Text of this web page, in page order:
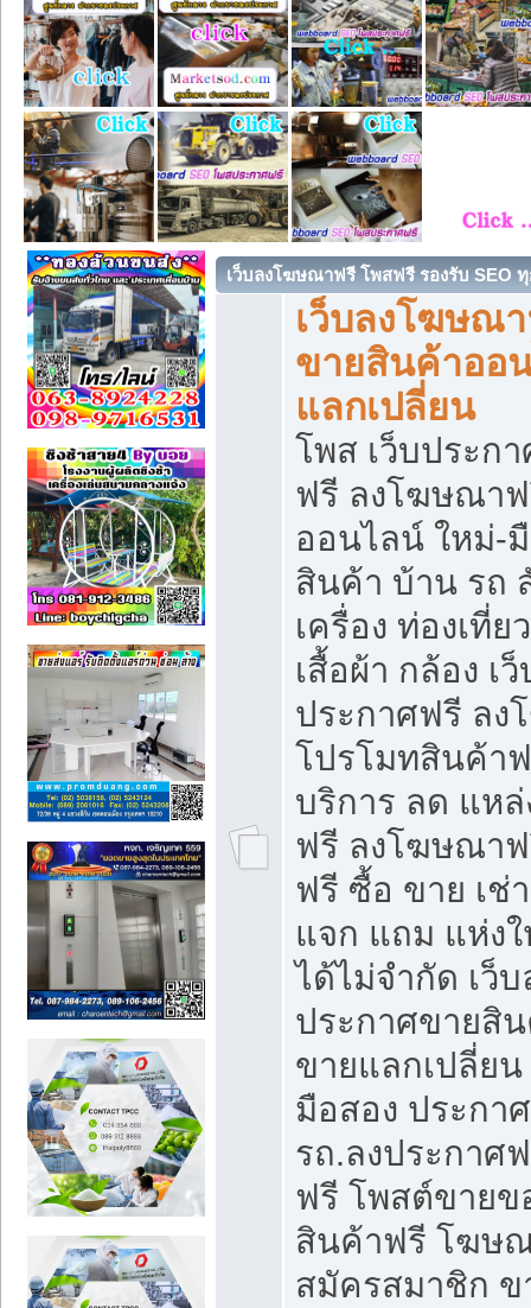
เว็บลงโฆษณาฟรี โพสฟรี รองรับ SEO
เว็บลงโฆษณ
ขายสินค้าออ
แลกเปลี่ยน
โพส เว็บประก
ฟรี ลงโฆษณา
ออนไลน์ ใหม่-
สินค้า บ้าน รถ
เครื่อง ท่องเที่ย
เสื้อผ้า กล้อง เ
ประกาศฟรี ล
โปรโมทสินค้า
บริการ ลด แห
ฟรี ลงโฆษณา
ฟรี ซื้อ ขาย เช่
แจก แถม แห่ง
ได้ไม่จำกัด เว็
ประกาศขายสิ
ขายแลกเปลี่ย
มือสอง ประกา
รถ.ลงประกาศ
ฟรี โพสต์ขาย
สินค้าฟรี โฆษ
สมัครสมาชิก ข